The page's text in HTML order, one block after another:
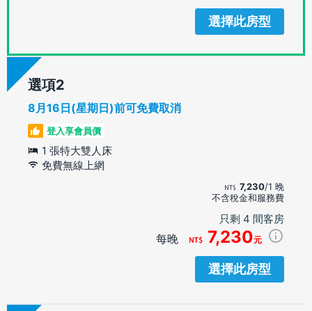
選擇此房型
選項
8月16日(星期日)前可免費取消
登入享會員價
1 張特大雙人床
免費無線上網
7,230/1 晚
不含稅金和服務費
只剩 4 間客房
每晚 7,230元
選擇此房型